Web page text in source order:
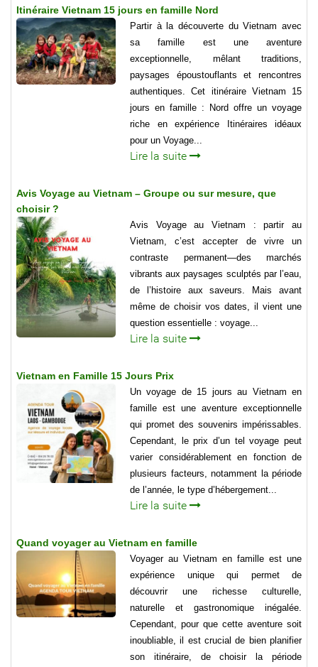
Itinéraire Vietnam 15 jours en famille Nord
Partir à la découverte du Vietnam avec
sa famille est une aventure
exceptionnelle, mêlant traditions,
paysages époustouflants et rencontres
authentiques. Cet itinéraire Vietnam 15
jours en famille : Nord offre un voyage
riche en expérience Itinéraires idéaux
pour un Voyage...
Lire la suite
Avis Voyage au Vietnam – Groupe ou sur mesure, que
choisir ?
Avis Voyage au Vietnam : partir au
Vietnam, c’est accepter de vivre un
contraste permanent—des marchés
vibrants aux paysages sculptés par l’eau,
de l’histoire aux saveurs. Mais avant
même de choisir vos dates, il vient une
question essentielle : voyage...
Lire la suite
Vietnam en Famille 15 Jours Prix
Un voyage de 15 jours au Vietnam en
famille est une aventure exceptionnelle
qui promet des souvenirs impérissables.
Cependant, le prix d’un tel voyage peut
varier considérablement en fonction de
plusieurs facteurs, notamment la période
de l’année, le type d’hébergement...
Lire la suite
Quand voyager au Vietnam en famille
Voyager au Vietnam en famille est une
expérience unique qui permet de
découvrir une richesse culturelle,
naturelle et gastronomique inégalée.
Cependant, pour que cette aventure soit
inoubliable, il est crucial de bien planifier
son itinéraire, de choisir la période